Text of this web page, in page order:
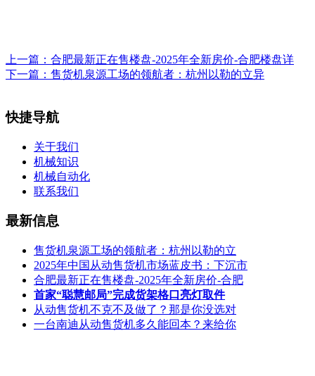
上一篇： 合肥最新正在售楼盘-2025年全新房价-合肥楼盘详
下一篇： 售货机泉源工场的领航者：杭州以勒的立异
快捷导航
关于我们
机械知识
机械自动化
联系我们
最新信息
售货机泉源工场的领航者：杭州以勒的立
2025年中国从动售货机市场蓝皮书：下沉市
合肥最新正在售楼盘-2025年全新房价-合肥
首家“聪慧邮局”完成货架格口亮灯取件
从动售货机不克不及做了？那是你没选对
一台南迪从动售货机多久能回本？来给你